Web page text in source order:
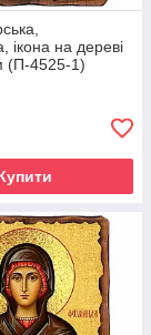
ікона на дереві
(П-4525-1)